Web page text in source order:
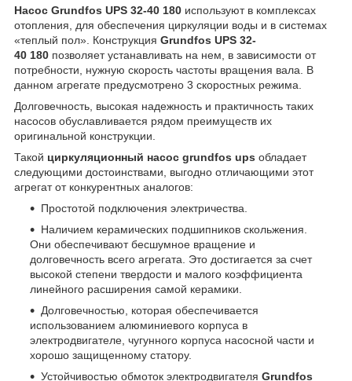
Насос Grundfos UPS 32-40 180 используют в комплексах
отопления, для обеспечения циркуляции воды и в системах
«теплый пол». Конструкция Grundfos UPS 32-
40 180 позволяет устанавливать на нем, в зависимости от
потребности, нужную скорость частоты вращения вала. В
данном агрегате предусмотрено 3 скоростных режима.
Долговечность, высокая надежность и практичность таких
насосов обуславливается рядом преимуществ их
оригинальной конструкции.
Такой циркуляционный насос grundfos ups обладает
следующими достоинствами, выгодно отличающими этот
агрегат от конкурентных аналогов:
Простотой подключения электричества.
Наличием керамических подшипников скольжения.
Они обеспечивают бесшумное вращение и
долговечность всего агрегата. Это достигается за счет
высокой степени твердости и малого коэффициента
линейного расширения самой керамики.
Долговечностью, которая обеспечивается
использованием алюминиевого корпуса в
электродвигателе, чугунного корпуса насосной части и
хорошо защищенному статору.
Устойчивостью обмоток электродвигателя Grundfos